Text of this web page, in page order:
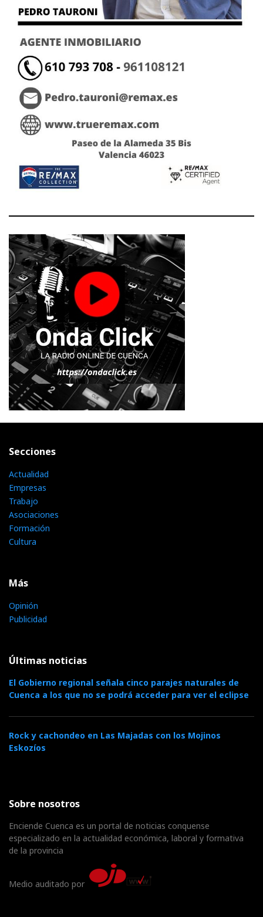
Secciones
Actualidad
Empresas
Trabajo
Asociaciones
Formación
Cultura
Más
Opinión
Publicidad
Últimas noticias
El Gobierno regional señala cinco parajes naturales de
Cuenca a los que no se podrá acceder para ver el eclipse
Rock y cachondeo en Las Majadas con los Mojinos
Eskozíos
Sobre nosotros
Enciende Cuenca es un portal de noticias conquense
especializado en la actualidad económica, laboral y formativa
de la provincia
Medio auditado por